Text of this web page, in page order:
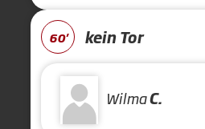
60' kein Tor
WilmaC.